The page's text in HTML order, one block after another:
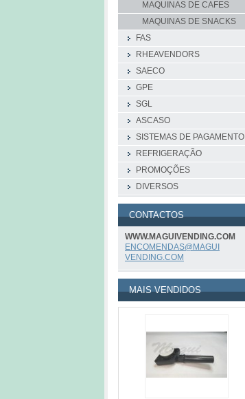
MAQUINAS DE CAFES
MAQUINAS DE SNACKS
FAS
RHEAVENDORS
SAECO
GPE
SGL
ASCASO
SISTEMAS DE PAGAMENTO
REFRIGERAÇÃO
PROMOÇÕES
DIVERSOS
CONTACTOS
WWW.MAGUIVENDING.COM
ENCOMENDAS@MAGUI
VENDING. COM
MAIS VENDIDOS